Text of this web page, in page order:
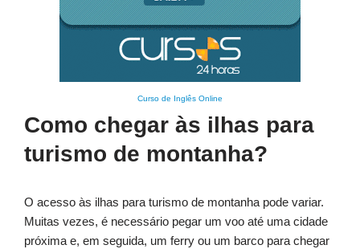
Curso de Inglês Online
Como chegar às ilhas para
turismo de montanha?
O acesso às ilhas para turismo de montanha pode variar.
Muitas vezes, é necessário pegar um voo até uma cidade
próxima e, em seguida, um ferry ou um barco para chegar